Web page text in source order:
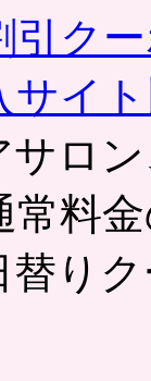
ク
サイ
サロ
常料
替り